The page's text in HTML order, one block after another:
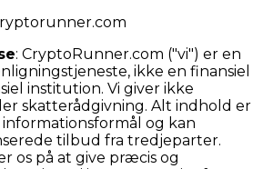
: CryptoRunner.com ("vi") er en
ikke en finansiel
institution. Vi giver ikke
skatterådgivning. Alt indhold er
og kan
tilbud fra tredjeparter.
os på at give præcis og